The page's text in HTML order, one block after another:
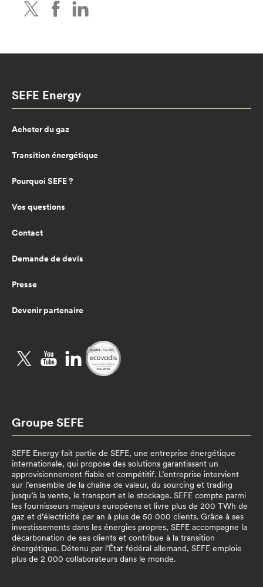
TwitterFacebook
SEFE Energy
Acheter du gaz
Transition énergétique
Pourquoi SEFE ?
Vos questions
Contact
Demande de devis
Presse
Devenir partenaire
TwitterYouTubeLinkedIn
Groupe SEFE
SEFE Energy fait partie de SEFE, une entreprise énergétique
internationale, qui propose des solutions garantissant un
approvisionnement fiable et compétitif. L’entreprise intervient
sur l’ensemble de la chaîne de valeur, du sourcing et trading
jusqu’à la vente, le transport et le stockage. SEFE compte parmi
les fournisseurs majeurs européens et livre plus de 200 TWh de
gaz et d’électricité par an à plus de 50 000 clients. Grâce à ses
investissements dans les énergies propres, SEFE accompagne la
décarbonation de ses clients et contribue à la transition
énergétique. Détenu par l’État fédéral allemand, SEFE emploie
plus de 2 000 collaborateurs dans le monde.